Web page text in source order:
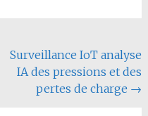
Surveillance IoT analyse
IA des pressions et des
pertes de charge →